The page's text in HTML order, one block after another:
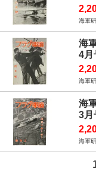
海軍
海
4月
海軍
海
3月
海軍